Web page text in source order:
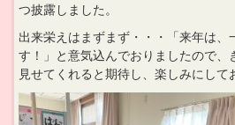
つ披露しました。
出来栄えはまずまず・・・「来年は、
す！」と意気込んでおりましたので、
見せてくれると期待し、楽しみにして